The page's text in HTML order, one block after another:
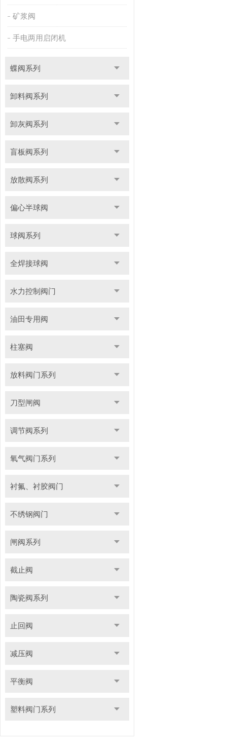
矿浆阀
手电两用启闭机
蝶阀系列
卸料阀系列
卸灰阀系列
盲板阀系列
放散阀系列
偏心半球阀
球阀系列
全焊接球阀
水力控制阀门
油田专用阀
柱塞阀
放料阀门系列
刀型闸阀
调节阀系列
氧气阀门系列
衬氟、衬胶阀门
不绣钢阀门
闸阀系列
截止阀
陶瓷阀系列
止回阀
减压阀
平衡阀
塑料阀门系列